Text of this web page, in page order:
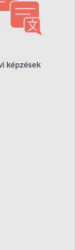
képzések